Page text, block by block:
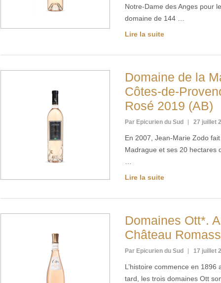
Notre-Dame des Anges pour
domaine de 144 …
Lire la suite
Domaine de la
Côtes-de-
Rosé 2019 (AB)
Par Epicurien du Sud 27 juillet
En 2007, Jean-Marie Zodo
Madrague et ses 20 hectares
Lire la suite
Domaines Ott*.
Château
Par Epicurien du Sud 17 juillet
L’histoire commence en
tard, les trois domaines Ott